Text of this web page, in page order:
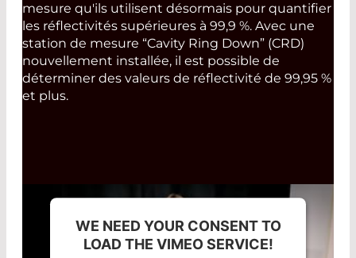
mesure qu'ils utilisent désormais pour quantifier
les réflectivités supérieures à 99,9 %. Avec une
station de mesure “Cavity Ring Down” (CRD)
nouvellement installée, il est possible de
déterminer des valeurs de réflectivité de 99,95 %
et plus.
WE NEED YOUR CONSENT TO
LOAD THE VIMEO SERVICE!